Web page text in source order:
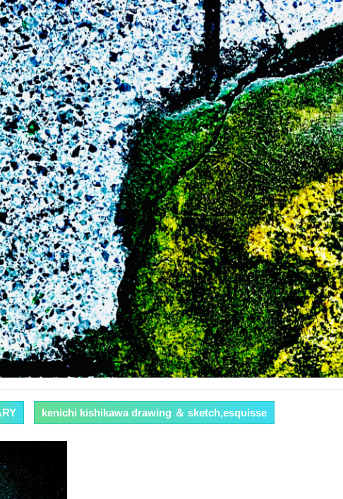
kenichi kishikawa drawing ＆ sketch,esquisse